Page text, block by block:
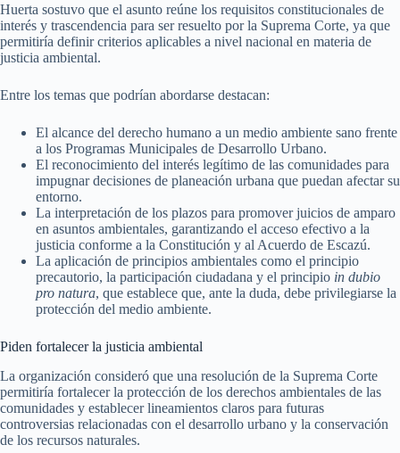
Huerta sostuvo que el asunto reúne los requisitos constitucionales de
interés y trascendencia para ser resuelto por la Suprema Corte, ya que
permitiría definir criterios aplicables a nivel nacional en materia de
justicia ambiental.
Entre los temas que podrían abordarse destacan:
El alcance del derecho humano a un medio ambiente sano frente
a los Programas Municipales de Desarrollo Urbano.
El reconocimiento del interés legítimo de las comunidades para
impugnar decisiones de planeación urbana que puedan afectar su
entorno.
La interpretación de los plazos para promover juicios de amparo
en asuntos ambientales, garantizando el acceso efectivo a la
justicia conforme a la Constitución y al Acuerdo de Escazú.
La aplicación de principios ambientales como el principio
precautorio, la participación ciudadana y el principio in dubio
pro natura, que establece que, ante la duda, debe privilegiarse la
protección del medio ambiente.
Piden fortalecer la justicia ambiental
La organización consideró que una resolución de la Suprema Corte
permitiría fortalecer la protección de los derechos ambientales de las
comunidades y establecer lineamientos claros para futuras
controversias relacionadas con el desarrollo urbano y la conservación
de los recursos naturales.